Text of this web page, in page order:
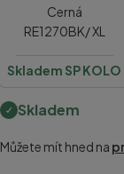
Cerná
RE1270BK/ XL
Skladem SP KOLO
Skladem
Můžete mít hned na